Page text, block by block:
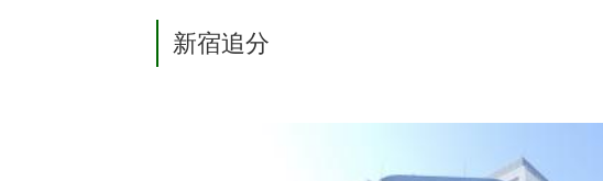
新宿追分